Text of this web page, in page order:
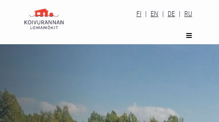
FI | EN | DE | RU